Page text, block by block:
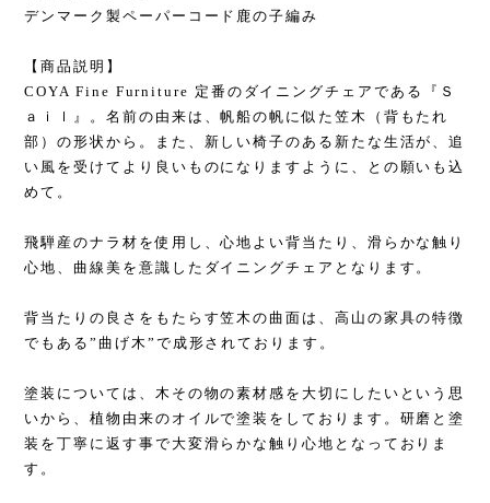
デンマーク製ペーパーコード鹿の子編み
【商品説明】
COYA Fine Furniture 定番のダイニングチェアである『Ｓ
ａｉｌ』。名前の由来は、帆船の帆に似た笠木（背もたれ
部）の形状から。また、新しい椅子のある新たな生活が、追
い風を受けてより良いものになりますように、との願いも込
めて。
飛騨産のナラ材を使用し、心地よい背当たり、滑らかな触り
心地、曲線美を意識したダイニングチェアとなります。
背当たりの良さをもたらす笠木の曲面は、高山の家具の特徴
でもある”曲げ木”で成形されております。
塗装については、木その物の素材感を大切にしたいという思
いから、植物由来のオイルで塗装をしております。研磨と塗
装を丁寧に返す事で大変滑らかな触り心地となっておりま
す。